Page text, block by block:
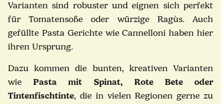
Varianten sind robuster und eignen sich perfekt
für Tomatensoße oder würzige Ragùs. Auch
gefüllte Pasta Gerichte wie Cannelloni haben hier
ihren Ursprung.
Dazu kommen die bunten, kreativen Varianten
wiePasta mit Spinat, Rote Bete oder
Tintenfischtinte, die in vielen Regionen gerne zu